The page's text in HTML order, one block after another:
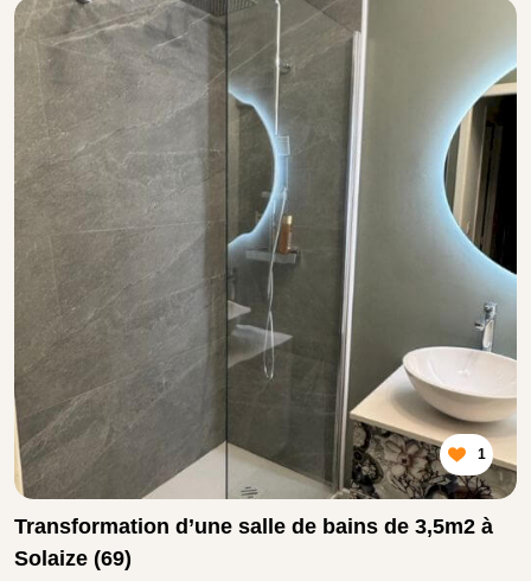
1
Transformation d’une salle de bains de 3,5m2 à
Solaize (69)